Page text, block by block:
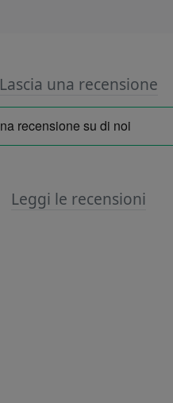
Lascia una recensione
Leggi le recensioni